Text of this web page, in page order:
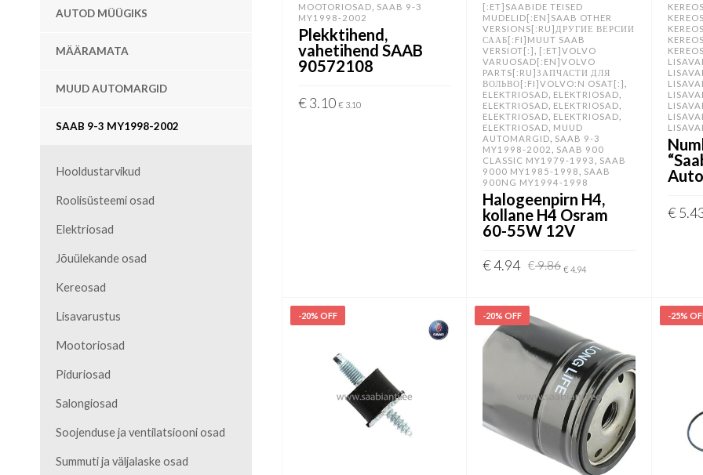
AUTOD MÜÜGIKS
MÄÄRAMATA
MUUD AUTOMARGID
SAAB 9-3 MY1998-2002
Hooldustarvikud
Roolisüsteemi osad
Elektriosad
Jõuülekande osad
Kereosad
Lisavarustus
Mootoriosad
Piduriosad
Salongiosad
Soojenduse ja ventilatsiooni osad
Summuti ja väljalaske osad
MOOTORIOSAD
SAAB 9-3
MY1998-2002
Plekktihend,
vahetihend SAAB
90572108
€3.10 € 3.10
[:ET]SAABIDE TEISED
MUDELID[:EN]SAAB OTHER
VERSIONS[:RU]ДРУГИЕ ВЕРСИИ
СААБ[:FI]MUUT SAAB
VERSIOT[:]
[:ET]VOLVO
VARUOSAD[:EN]VOLVO
PARTS[:RU]ЗАПЧАСТИ ДЛЯ
ВОЛЬВО[:FI]VOLVO:N OSAT[:]
ELEKTRIOSAD ELEKTRIOSAD ,
ELEKTRIOSAD, ELEKTRIOSAD,
ELEKTRIOSAD, ELEKTRIOSAD,
ELEKTRIOSAD, MUUD
AUTOMARGID
SAAB 9-3
MY1998-2002
SAAB 900
CLASSIC MY1979-1993
SAAB
9000 MY1985-1998
SAAB
900NG MY1994-1998
Halogeenpirn H4,
kollane H4 Osram
60-55W 12V
€9.86Algne
€4.94
Current
€ 4.94
€
-20% OFF -20% OFF -25%